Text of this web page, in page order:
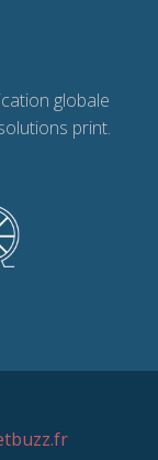
globale
print.